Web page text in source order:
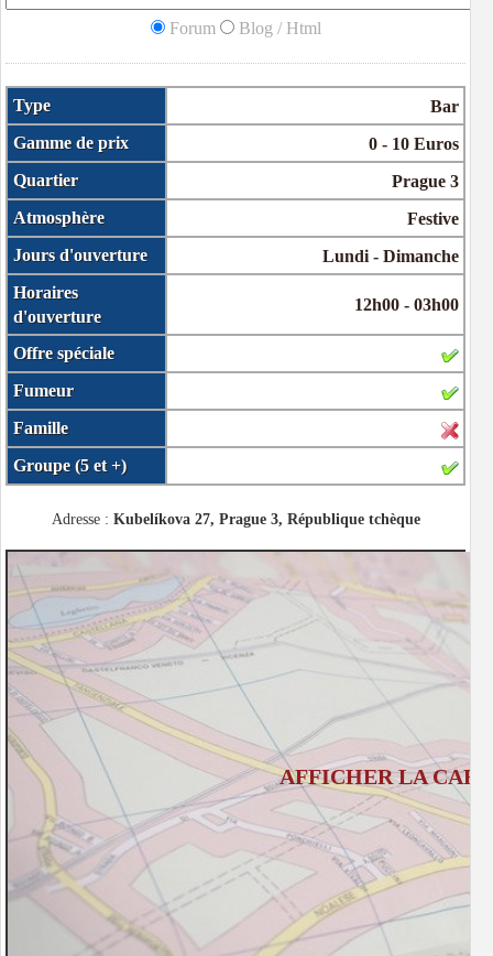
Forum Blog / Html
Type
Bar
Gamme de prix
0 - 10 Euros
Quartier
Prague 3
Atmosphère
Festive
Jours d'ouverture
Lundi - Dimanche
Horaires
d'ouverture
12h00 - 03h00
Offre spéciale
Fumeur
Famille
Groupe (5 et +)
Adresse : Kubelíkova 27, Prague 3, République tchèque
AFFICHER LA